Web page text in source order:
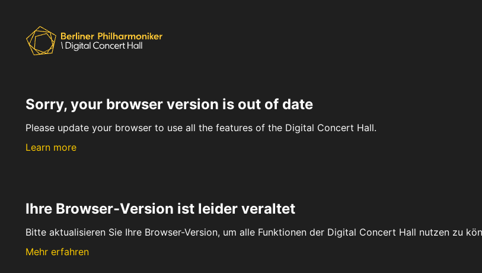
Sorry, your browser version is out of date
Please update your browser to use all the features of the Digital Concert Hall.
Learn more
Ihre Browser-Version ist leider veraltet
Bitte aktualisieren Sie Ihre Browser-Version, um alle Funktionen der Digital Concert Hall nutzen zu
Mehr erfahren